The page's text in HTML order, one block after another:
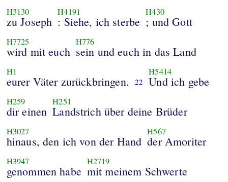
H3130
zu Joseph
H4191
: Siehe, ich sterbe
H430
; und Gott
H7725
wird mit euch
H776
sein und euch in das Land
H1
eurer Väter zurückbringen. 22
H5414
Und ich gebe
H259
dir einen
H251
Landstrich über deine Brüder
H3027
hinaus, den ich von der Hand
H567
der Amoriter
H3947
genommen habe
H2719
mit meinem Schwerte